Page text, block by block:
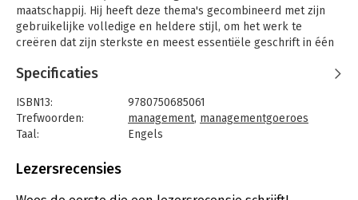
maatschappij. Hij heeft deze thema's gecombineerd met zijn
gebruikelijke volledige en heldere stijl, om het werk te
creëren dat zijn sterkste en meest essentiële geschrift in één
Onder deze drie koppen omvat Drucker aspecten zoals wat
bedrijven kunnen leren van non-profit organisaties en de
informatie die managers tegenwoordig nodig hebben. In de
sectie 'The individual' geeft Drucker advies over het bewust
intrigerend genoeg, de tweede helft van uw leven. In het derde
ondernemersmaatschappij en het burgerschap door de sociale
Specificaties
ISBN13:
9780750685061
Trefwoorden:
management, managementgoeroes
Taal:
Engels
Aantal pagina's:
Lezersrecensies